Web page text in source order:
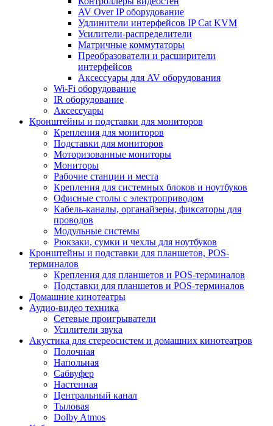
AV Over IP оборудование
Удлинители интерфейсов IP Cat KVM
Усилители-распределители
Матричные коммутаторы
Преобразователи и расширители
интерфейсов
Аксессуары для AV оборудования
Wi-Fi оборудование
IR оборудование
Аксессуары
Кронштейны и подставки для мониторов
Крепления для мониторов
Подставки для мониторов
Моторизованные мониторы
Мониторы
Рабочие станции и места
Крепления для системных блоков и ноутбуков
Офисные столы с электроприводом
Кабель-каналы, органайзеры, фиксаторы для
проводов
Модульные системы
Рюкзаки, сумки и чехлы для ноутбуков
Кронштейны и подставки для планшетов, POS-
терминалов
Крепления для планшетов и POS-терминалов
Подставки для планшетов и POS-терминалов
Домашние кинотеатры
Аудио-видео техника
Сетевые проигрыватели
Усилители звука
Акустика для стереосистем и домашних кинотеатров
Полочная
Напольная
Сабвуфер
Настенная
Центральный канал
Тыловая
Dolby Atmos